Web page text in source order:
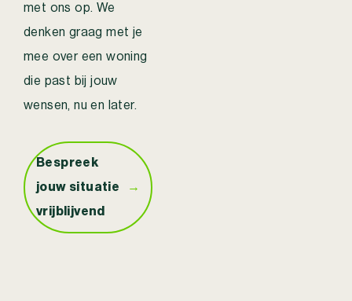
met ons op. We
denken graag met je
mee over een woning
die past bij jouw
wensen, nu en later.
Bespreek
jouw situatie
vrijblijvend
→